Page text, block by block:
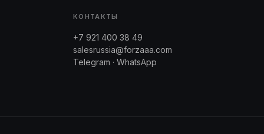
КОНТАКТЫ
+7 921 400 38 49
salesrussia@forzaaa.com
Telegram · WhatsApp